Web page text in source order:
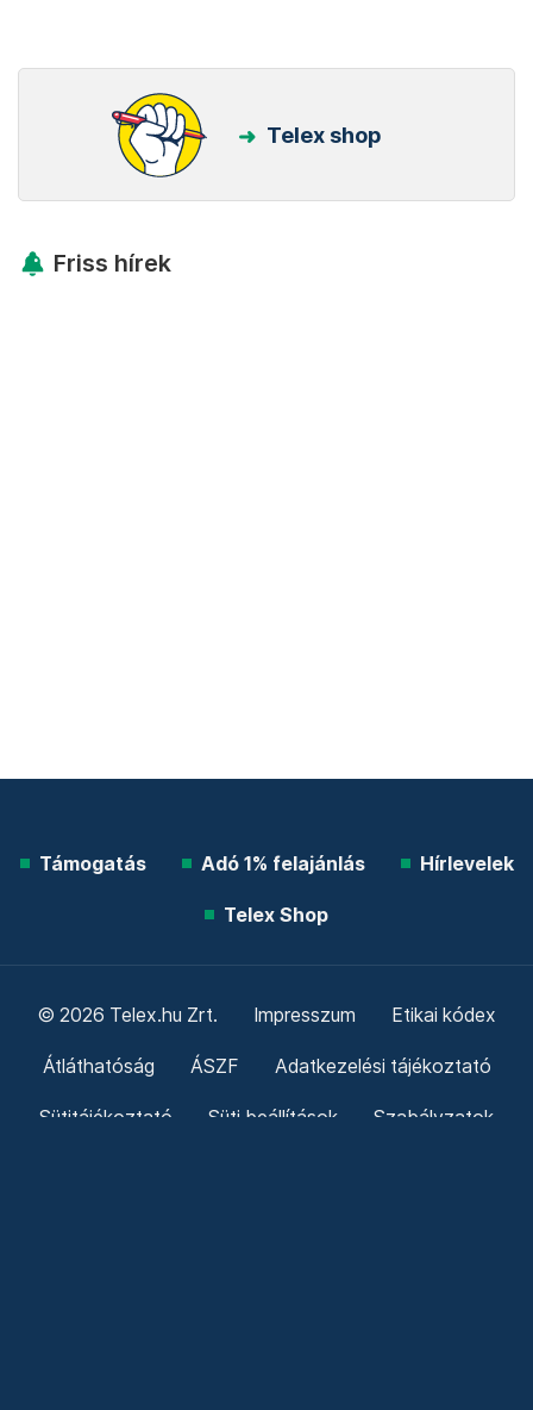
Telex shop
Friss hírek
Támogatás Adó 1% felajánlás Hírlevelek
Telex Shop
© 2026 Telex.hu Zrt. Impresszum Etikai kódex
Átláthatóság ÁSZF Adatkezelési tájékoztató
Sütitájékoztató Süti beállítások Szabályzatok